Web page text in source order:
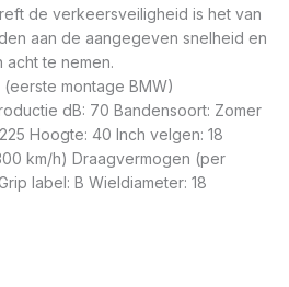
de verkeersveiligheid is het van
aan de aangegeven snelheid en
acht te nemen.
montage BMW)
dB: 70 Bandensoort: Zomer
Hoogte: 40 Inch velgen: 18
km/h) Draagvermogen (per
label: B Wieldiameter: 18